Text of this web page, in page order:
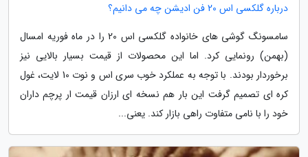
درباره گلکسی اس 20 فن ادیشن چه می دانیم؟
سامسونگ گوشی های خانواده گلکسی اس 20 را در ماه فوریه امسال
(بهمن) رونمایی کرد. اما این محصولات از قیمت بسیار بالایی نیز
برخوردار بودند. با توجه به عملکرد خوب سری اس و نوت 10 لایت، غول
کره ای تصمیم گرفت این بار هم نسخه ای ارزان قیمت ار پرچم داران
خود را با نامی متفاوت راهی بازار کند. یعنی...